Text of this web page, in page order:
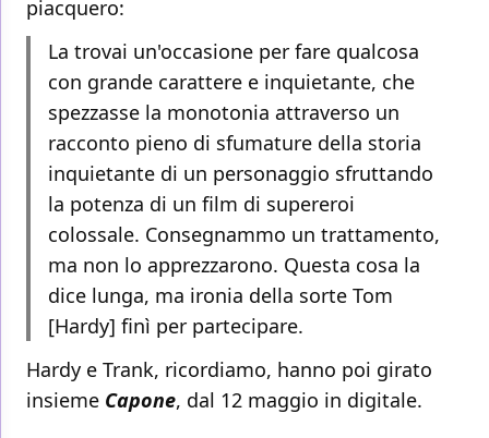
piacquero:
La trovai un'occasione per fare qualcosa
con grande carattere e inquietante, che
spezzasse la monotonia attraverso un
racconto pieno di sfumature della storia
inquietante di un personaggio sfruttando
la potenza di un film di supereroi
colossale. Consegnammo un trattamento,
ma non lo apprezzarono. Questa cosa la
dice lunga, ma ironia della sorte Tom
[Hardy] finì per partecipare.
Hardy e Trank, ricordiamo, hanno poi girato
insieme Capone, dal 12 maggio in digitale.